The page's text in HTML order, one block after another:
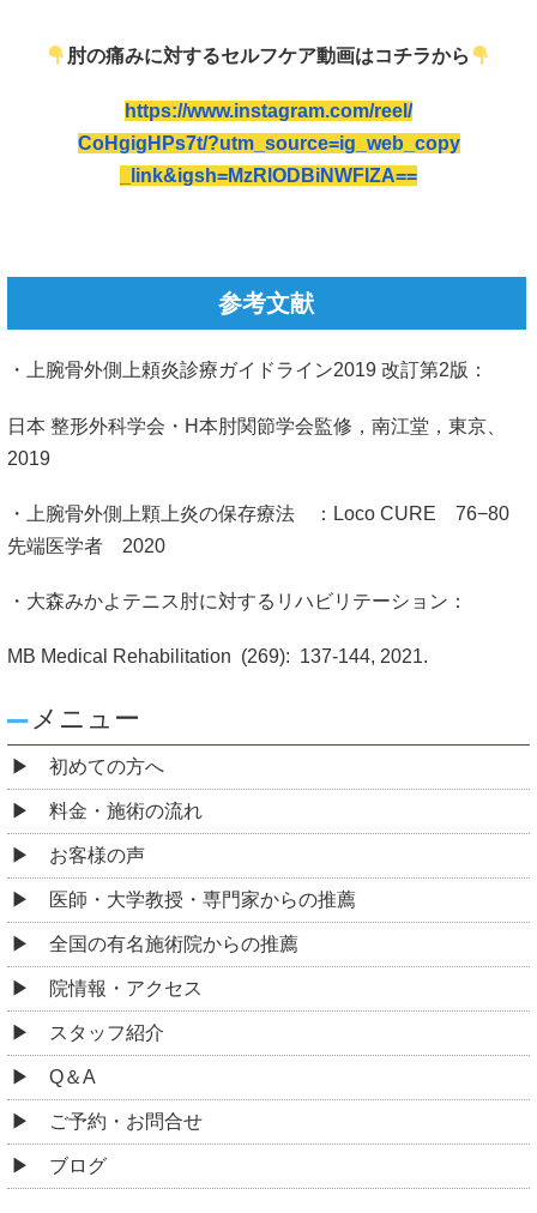
肘の痛みに対するセルフケア動画はコチラから
https://www.instagram.com/reel/
CoHgigHPs7t/?utm_source=ig_web_copy
_link&igsh=MzRlODBiNWFlZA==
参考文献
・上腕骨外側上頼炎診療ガイドライン2019 改訂第2版：
日本 整形外科学会・H本肘関節学会監修，南江堂，東京、
2019
・上腕骨外側上顆上炎の保存療法 ： Loco CURE 76−80
先端医学者 2020
・大森みかよテニス肘に対するリハビリテーション：
MB Medical Rehabilitation (269): 137-144, 2021.
メニュー
初めての方へ
料金・施術の流れ
お客様の声
医師・大学教授・専門家からの推薦
全国の有名施術院からの推薦
院情報・アクセス
スタッフ紹介
Q＆A
ご予約・お問合せ
ブログ